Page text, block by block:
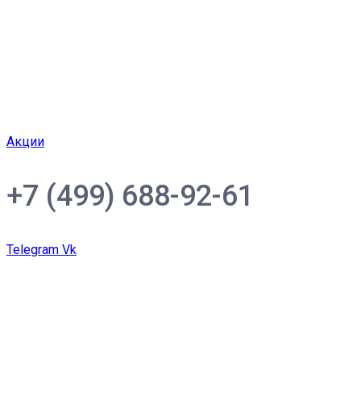
Акции
+7 (499) 688-92-61
Telegram Vk